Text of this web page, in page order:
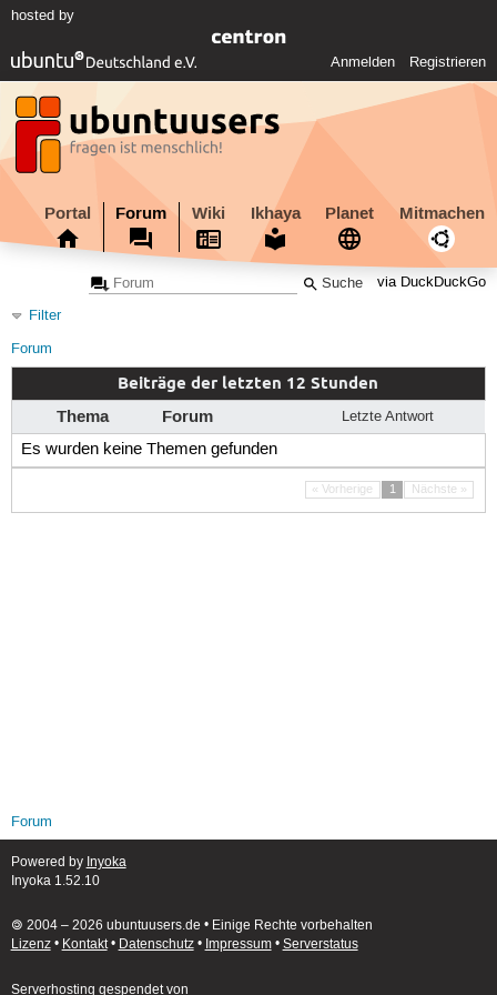
hosted by
Anmelden Registrieren
Portal Forum Wiki Ikhaya Planet Mitmachen
via DuckDuckGo
Filter
Forum
Beiträge der letzten 12 Stunden
Thema Forum Letzte Antwort
Es wurden keine Themen gefunden
« Vorherige 1 Nächste »
Forum
Powered by Inyoka
Inyoka 1.52.10
🄯 2004 – 2026 ubuntuusers.de • Einige Rechte vorbehalten
Lizenz• Kontakt• Datenschutz• Impressum• Serverstatus
Serverhosting gespendet von